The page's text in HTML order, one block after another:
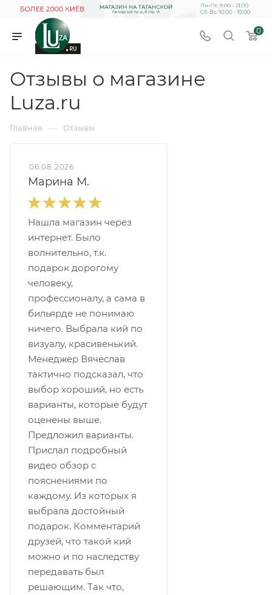
0
Отзывы о магазине
Luza.ru
Главная — Отзывы
06.08.2026
Марина М.
Нашла магазин через
интернет. Было
волнительно, т.к.
подарок дорогому
человеку,
профессионалу, а сама в
бильярде не понимаю
ничего. Выбрала кий по
визуалу, красивенький.
Менеджер Вячеслав
тактично подсказал, что
выбор хороший, но есть
варианты, которые будут
оценены выше.
Предложил варианты.
Прислал подробный
видео обзор с
пояснениями по
каждому. Из которых я
выбрала достойный
подарок. Комментарий
друзей, что такой кий
можно и по наследству
передавать был
решающим. Так что,